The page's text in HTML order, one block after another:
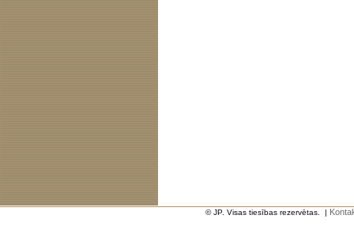
© JP. Visas tiesības rezervētas. |